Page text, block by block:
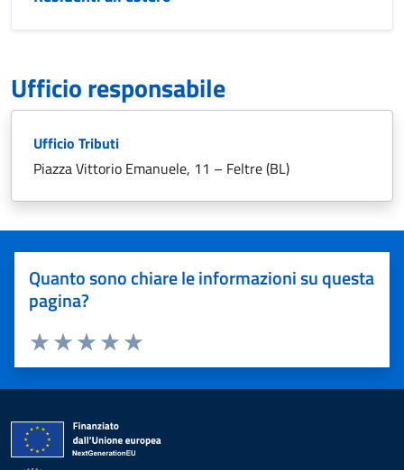
Ufficio responsabile
Ufficio Tributi
Piazza Vittorio Emanuele, 11 – Feltre (BL)
Quanto sono chiare le informazioni su questa
pagina?
Valuta 5 stelle su 5
Valuta 4 stelle su 5
Valuta 3 stelle su 5
Valuta 2 stelle su 5
Valuta 1 stelle su 5